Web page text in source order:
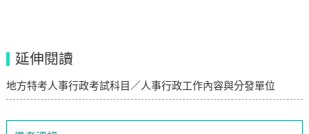
延伸閱讀
地方特考人事行政考試科目／人事行政工作內容與分發單位